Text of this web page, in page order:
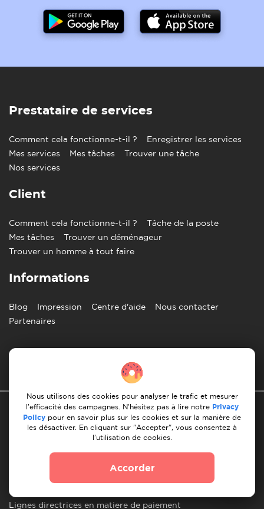
Prestataire de services
Comment cela fonctionne-t-il ?
Enregistrer les services
Mes services
Mes tâches
Trouver une tâche
Nos services
Client
Comment cela fonctionne-t-il ?
Tâche de la poste
Mes tâches
Trouver un déménageur
Trouver un homme à tout faire
Informations
Blog Impression Centre d'aide
Nous contacter
Partenaires
les 10 regles d'un demenagement reussi
Lignes directrices en matiere de paiement
Nous utilisons des cookies pour analyser le trafic et mesurer
l'efficacité des campagnes. N'hésitez pas à lire notre Privacy
Policy pour en savoir plus sur les cookies et sur la manière de
les désactiver. En cliquant sur "Accepter", vous consentez à
l'utilisation de cookies.
Accorder